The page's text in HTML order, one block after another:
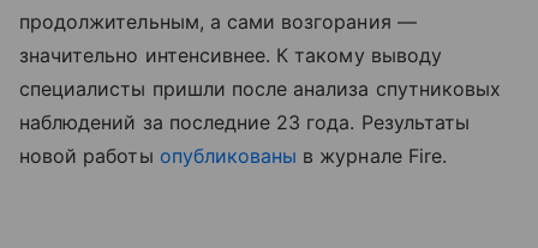
продолжительным, а сами возгорания —
значительно интенсивнее. К такому выводу
специалисты пришли после анализа спутниковых
наблюдений за последние 23 года. Результаты
новой работы опубликованы в журнале Fire.